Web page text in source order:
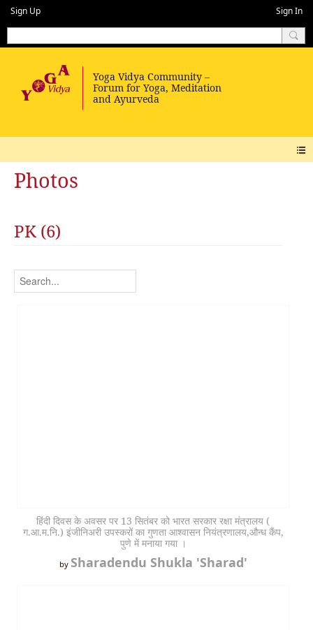
Sign Up Sign In
Photos
PK (6)
हिंदी दिवस के अवसर पर 13 सितंबर को भारत सरकार रक्षा मंत्रालय (
ग.आ.म.नि.) इंजीनिअरी उपस्करों का गुणता आश्वासन नियंत्रणालय,औन्ध कैंप,
पुणे में मनाया गया ।
by Sharadendu Shukla 'Sharad'